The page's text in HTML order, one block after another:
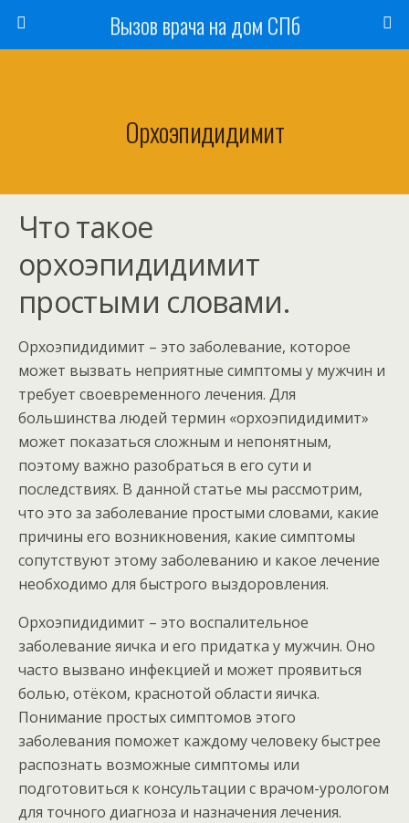
Вызов врача на дом СПб
Орхоэпидидимит
Что такое
орхоэпидидимит
простыми словами.
Орхоэпидидимит – это заболевание, которое
может вызвать неприятные симптомы у мужчин и
требует своевременного лечения. Для
большинства людей термин «орхоэпидидимит»
может показаться сложным и непонятным,
поэтому важно разобраться в его сути и
последствиях. В данной статье мы рассмотрим,
что это за заболевание простыми словами, какие
причины его возникновения, какие симптомы
сопутствуют этому заболеванию и какое лечение
необходимо для быстрого выздоровления.
Орхоэпидидимит – это воспалительное
заболевание яичка и его придатка у мужчин. Оно
часто вызвано инфекцией и может проявиться
болью, отёком, краснотой области яичка.
Понимание простых симптомов этого
заболевания поможет каждому человеку быстрее
распознать возможные симптомы или
подготовиться к консультации с врачом-урологом
для точного диагноза и назначения лечения.